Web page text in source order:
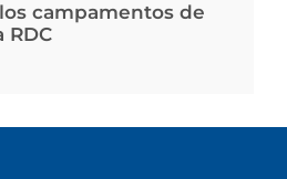
campamentos de
RDC